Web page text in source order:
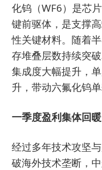
化钨（WF6）是芯
键前驱体，是支撑
性关键材料。随着
存堆叠层数持续突
集成度大幅提升，
升，带动六氟化钨单
一季度盈利集体回暖
经过多年技术攻坚
破海外技术垄断，